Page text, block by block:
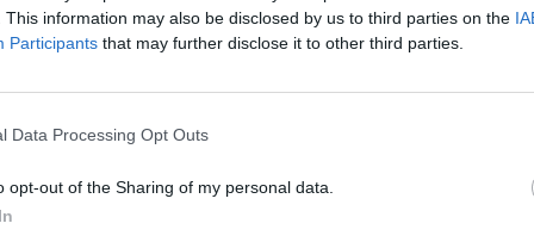
This information may also be disclosed by us to third parties on the
Participants that may further disclose it to other third parties.
Data Processing Opt Outs
opt-out of the Sharing of my personal data.
magyar) ld.: Heléna ápr. 23., júl. 21., 31., aug. 18., szept. 23., okt. 14.
magyar) ld.: Ilona ápr. 23., júl. 31., aug. 18., szept. 23.
magyar) ld.: Ilona ápr. 23., júl. 31., aug. 18., szept. 23.
a Hermion néptörzshöz tartozó; szövetséges, erős, hatalmas máj. 13., szept. 16.
(kelta) ld.: Imogén febr. 1., jún. 19., szept. 16.
ártatlan; lány, hajadon febr. 1., jún. 19., szept. 16.
csillogó, szikrázó ápr. 3., júl. 30.
indiai) ld. még: Henriett egy indiai isten neve júl. 13., aug. 4.
ld.: Ágnes jan. 21., 28., márc. 6.